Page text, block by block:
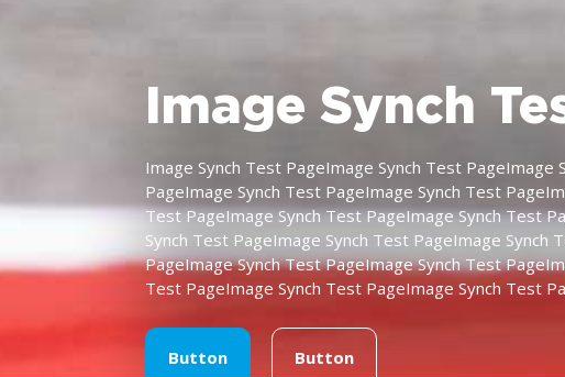
Image Synch
Image Synch Test PageImage Synch Test
PageImage Synch Test PageImage Synch Test
Test PageImage Synch Test PageImage Synch Test
Synch Test PageImage Synch Test PageImage
PageImage Synch Test PageImage Synch Test
Test PageImage Synch Test PageImage Synch Test
Button Button